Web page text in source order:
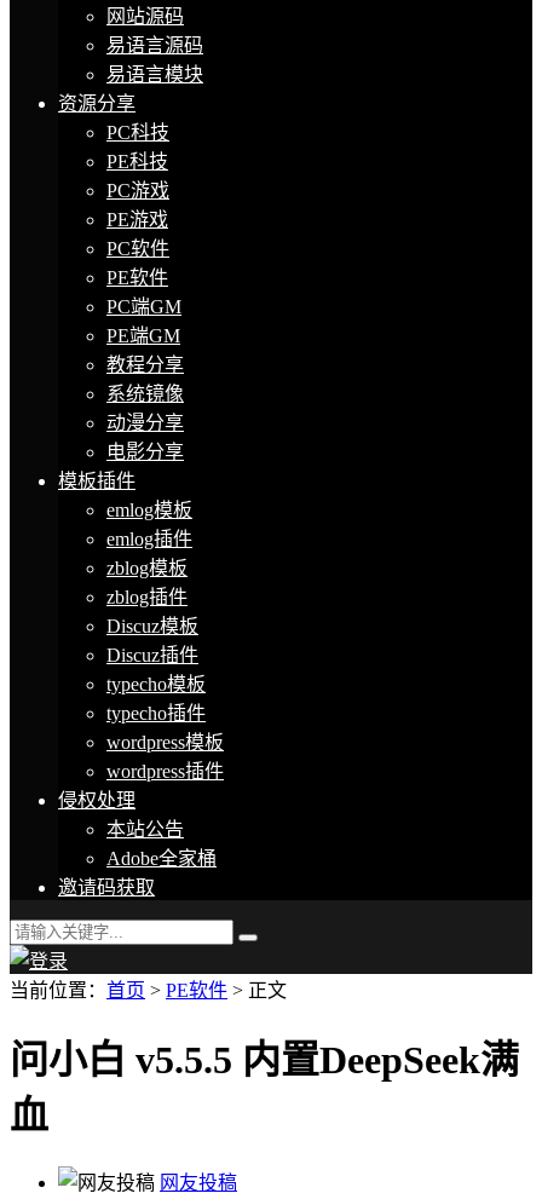
网站源码
易语言源码
易语言模块
资源分享
PC科技
PE科技
PC游戏
PE游戏
PC软件
PE软件
PC端GM
PE端GM
教程分享
系统镜像
动漫分享
电影分享
模板插件
emlog模板
emlog插件
zblog模板
zblog插件
Discuz模板
Discuz插件
typecho模板
typecho插件
wordpress模板
wordpress插件
侵权处理
本站公告
Adobe全家桶
邀请码获取
当前位置： 首页 > PE软件 > 正文
问小白 v5.5.5 内置DeepSeek满
血
网友投稿